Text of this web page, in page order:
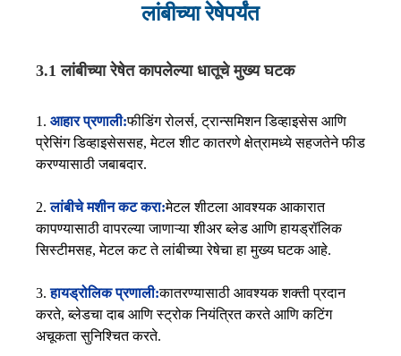
लांबीच्या रेषेपर्यंत
3.1 लांबीच्या रेषेत कापलेल्या धातूचे मुख्य घटक
1. आहार प्रणाली:फीडिंग रोलर्स, ट्रान्समिशन डिव्हाइसेस आणि
प्रेसिंग डिव्हाइसेससह, मेटल शीट कातरणे क्षेत्रामध्ये सहजतेने फीड
करण्यासाठी जबाबदार.
2.लांबीचे मशीन कट करा:मेटल शीटला आवश्यक आकारात
कापण्यासाठी वापरल्या जाणाऱ्या शीअर ब्लेड आणि हायड्रॉलिक
सिस्टीमसह, मेटल कट ते लांबीच्या रेषेचा हा मुख्य घटक आहे.
3.हायड्रोलिक प्रणाली:कातरण्यासाठी आवश्यक शक्ती प्रदान
करते, ब्लेडचा दाब आणि स्ट्रोक नियंत्रित करते आणि कटिंग
अचूकता सुनिश्चित करते.